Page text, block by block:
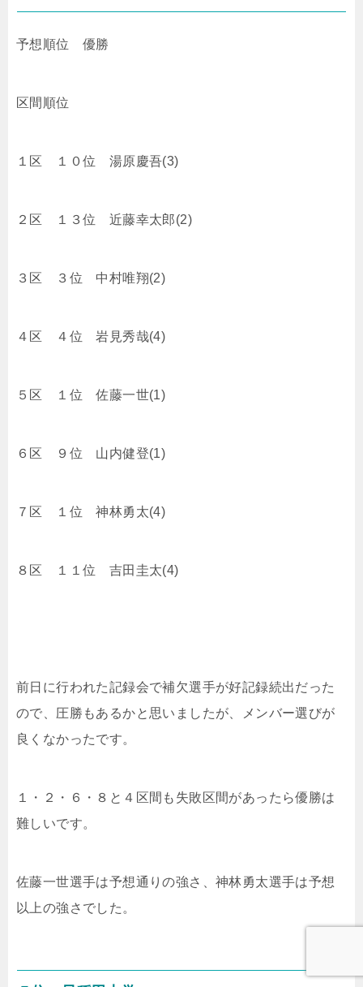
予想順位 優勝
区間順位
１区 １０位 湯原慶吾(3)
２区 １３位 近藤幸太郎(2)
３区 ３位 中村唯翔(2)
４区 ４位 岩見秀哉(4)
５区 １位 佐藤一世(1)
６区 ９位 山内健登(1)
７区 １位 神林勇太(4)
８区 １１位 吉田圭太(4)
前日に行われた記録会で補欠選手が好記録続出だった
ので、圧勝もあるかと思いましたが、メンバー選びが
良くなかったです。
１・２・６・８と４区間も失敗区間があったら優勝は
難しいです。
佐藤一世選手は予想通りの強さ、神林勇太選手は予想
以上の強さでした。